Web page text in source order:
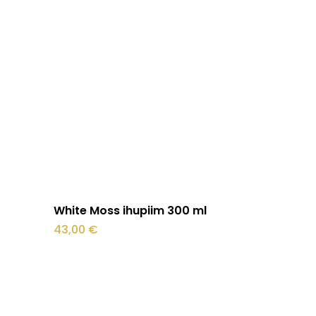
Loe edasi
White Moss ihupiim 300 ml
43,00 €